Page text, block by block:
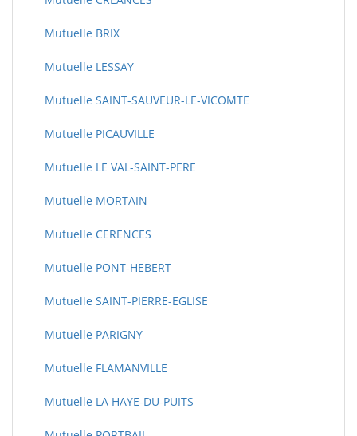
Mutuelle BRIX
Mutuelle LESSAY
Mutuelle SAINT-SAUVEUR-LE-VICOMTE
Mutuelle PICAUVILLE
Mutuelle LE VAL-SAINT-PERE
Mutuelle MORTAIN
Mutuelle CERENCES
Mutuelle PONT-HEBERT
Mutuelle SAINT-PIERRE-EGLISE
Mutuelle PARIGNY
Mutuelle FLAMANVILLE
Mutuelle LA HAYE-DU-PUITS